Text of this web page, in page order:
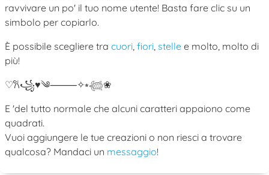
ravvivare un po' il tuo nome utente! Basta fare clic su un
simbolo per copiarlo.
È possibile scegliere tra cuori, fiori, stelle e molto, molto di
più!
♡𐙚꧁♥༄⸻✧⭒𓆉❀
E 'del tutto normale che alcuni caratteri appaiono come
quadrati.
Vuoi aggiungere le tue creazioni o non riesci a trovare
qualcosa? Mandaci un messaggio!